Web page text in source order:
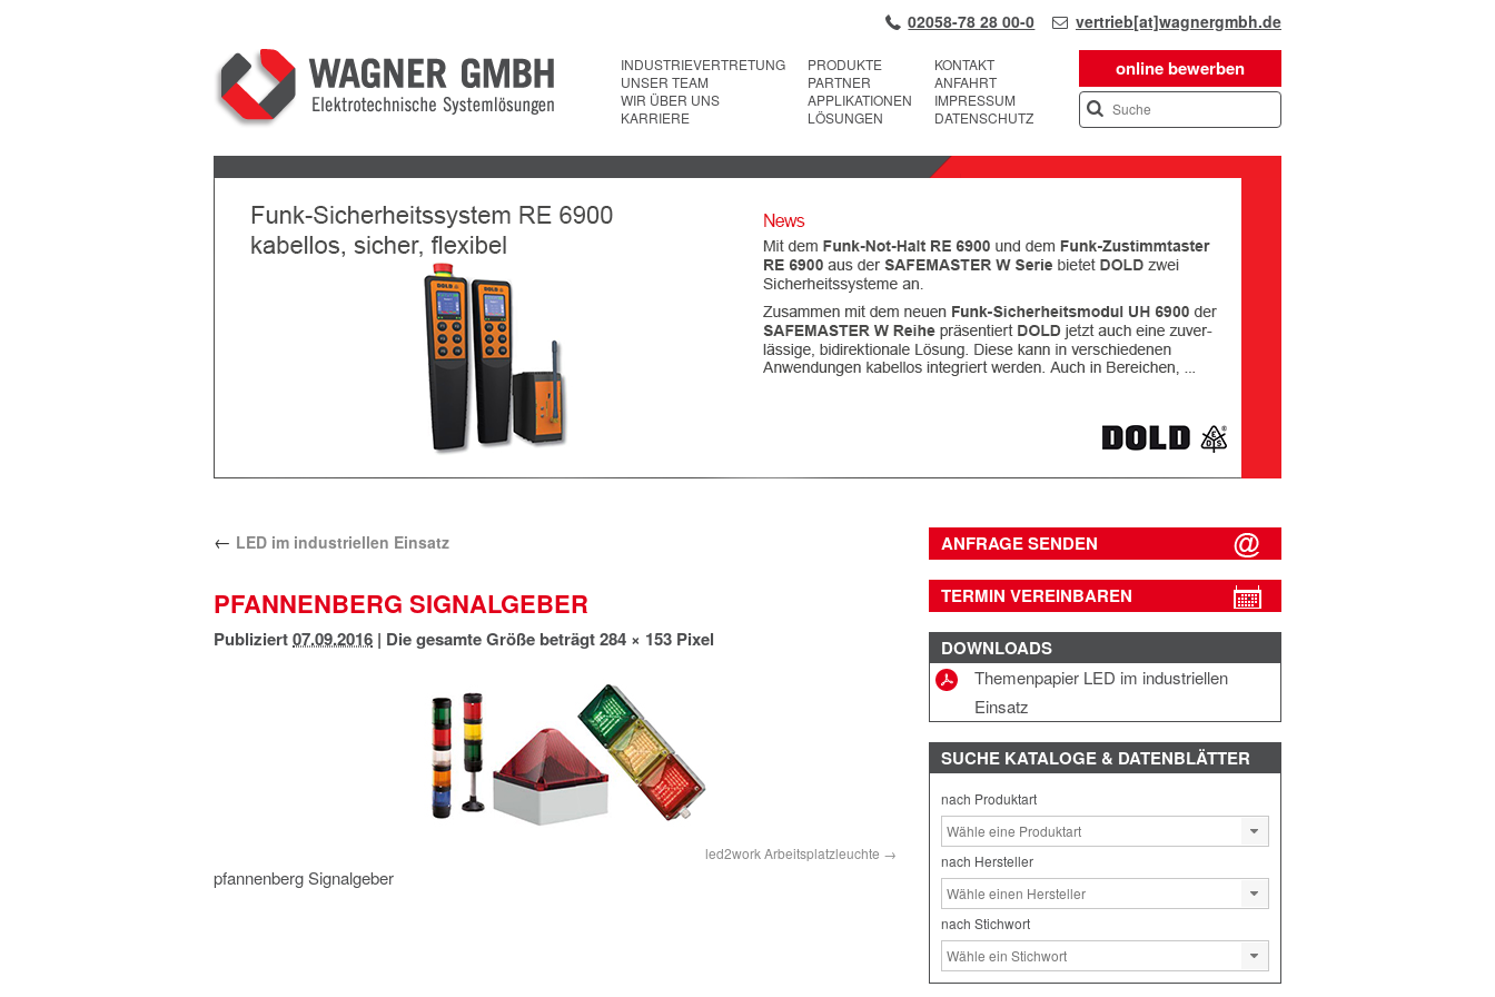
02058-78 28 00-0 vertrieb[at]wagnergmbh.de
online bewerben
INDUSTRIEVERTRETUNG
UNSER TEAM
WIR ÜBER UNS
KARRIERE
PRODUKTE
PARTNER
APPLIKATIONEN
LÖSUNGEN
KONTAKT
ANFAHRT
IMPRESSUM
DATENSCHUTZ
Next
← LED im industriellen Einsatz
PFANNENBERG SIGNALGEBER
Publiziert07.09.2016 | Die gesamte Größe beträgt284 × 153 Pixel
led2work Arbeitsplatzleuchte
pfannenberg Signalgeber
ANFRAGE SENDEN
TERMIN VEREINBAREN
DOWNLOADS
Themenpapier LED im industriellen
Einsatz
SUCHE KATALOGE & DATENBLÄTTER
nach Produktart
nach Hersteller
nach Stichwort